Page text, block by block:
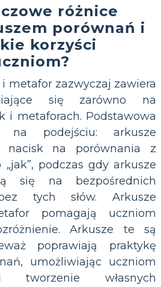
różnice
porównań i
korzyści
metafor zazwyczaj zawiera
się zarówno na
i metaforach. Podstawowa
na podejściu: arkusze
nacisk na porównania z
„jak”, podczas gdy arkusze
się na bezpośrednich
tych słów. Arkusze
pomagają uczniom
Arkusze te są
poprawiają praktykę
umożliwiając uczniom
tworzenie własnych